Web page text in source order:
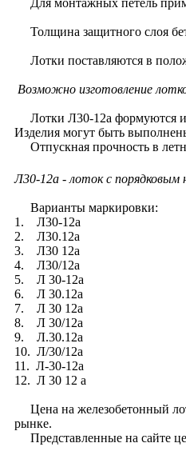
Для монтажных петель
Толщина защитного слоя
Лотки поставляются в
Возможно изготовление
Лотки Л30-12а формуются из
Изделия могут быть
Отпускная прочность в
Л30-12а - лоток с порядковым
Варианты маркировки:
1. Л30-12а
2. Л30.12а
3. Л30 12а
4. Л30/12а
5. Л 30-12а
6. Л 30.12а
7. Л 30 12а
8. Л 30/12а
9. Л.30.12а
10. Л/30/12а
11. Л-30-12а
12. Л 30 12 а
Цена на железобетонный
рынке.
Представленные на сайте